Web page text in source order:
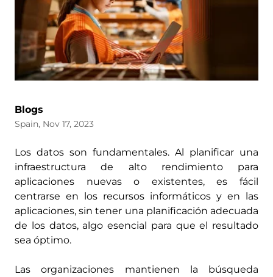
Blogs
Spain, Nov 17, 2023
Los datos son fundamentales. Al planificar una
infraestructura de alto rendimiento para
aplicaciones nuevas o existentes, es fácil
centrarse en los recursos informáticos y en las
aplicaciones, sin tener una planificación adecuada
de los datos, algo esencial para que el resultado
sea óptimo.
Las organizaciones mantienen la búsqueda